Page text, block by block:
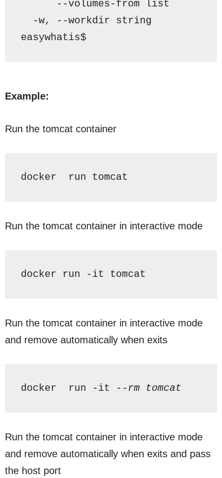
--volumes-from list
-w, --workdir string
easywhatis$
Example:
Run the tomcat container
docker run tomcat
Run the tomcat container in interactive mode
docker run -it tomcat
Run the tomcat container in interactive mode
and remove automatically when exits
docker  run -it --rm tomcat
Run the tomcat container in interactive mode
and remove automatically when exits and pass
the host port